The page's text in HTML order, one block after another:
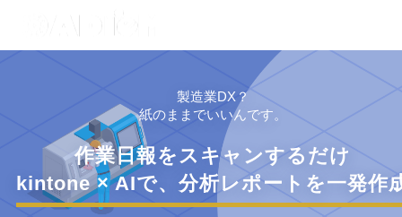
製造業DX？
紙のままでいいんです。
作業日報をスキャンするだけ
kintone × AIで、分析レポートを一発作